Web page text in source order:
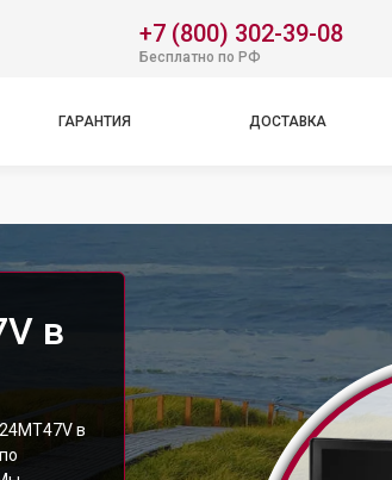
+7 (800) 302-39-08
Бесплатно по РФ
ГАРАНТИЯ ДОСТАВКА
в
в